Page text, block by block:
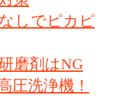
しでピカピ
磨剤はNG
圧洗浄機！